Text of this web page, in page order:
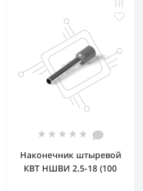
Наконечник штыревой
КВТ НШВИ 2.5-18 (100